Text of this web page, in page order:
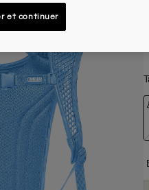
et continuer